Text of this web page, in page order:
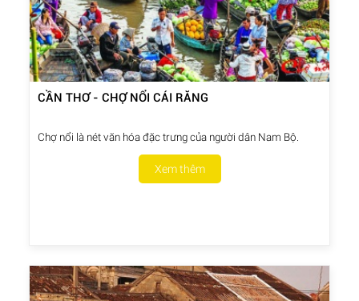
CẦN THƠ - CHỢ NỔI CÁI RĂNG
Chợ nổi là nét văn hóa đặc trưng của người dân Nam Bộ.
Xem thêm